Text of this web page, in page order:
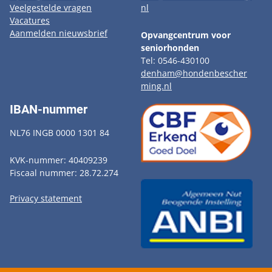
Veelgestelde vragen
Vacatures
Aanmelden nieuwsbrief
nl
Opvangcentrum voor
seniorhonden
Tel: 0546-430100
denham@hondenbescher
ming.nl
IBAN-nummer
NL76 INGB 0000 1301 84
KVK-nummer: 40409239
Fiscaal nummer: 28.72.274
Privacy statement